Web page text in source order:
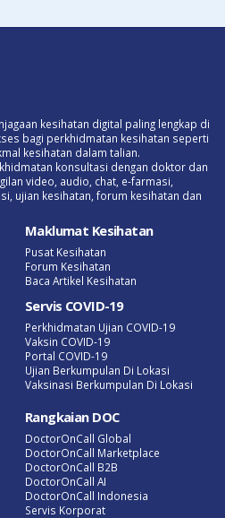
kesihatan digital paling lengkap di
bagi perkhidmatan kesihatan seperti
kesihatan dalam talian.
konsultasi dengan doktor dan
video, audio, chat, e-farmasi,
ujian kesihatan, forum kesihatan dan
Maklumat Kesihatan
Pusat Kesihatan
Forum Kesihatan
Baca Artikel Kesihatan
Servis COVID-19
Perkhidmatan Ujian COVID-19
Vaksin COVID-19
Portal COVID-19
Ujian Berkumpulan Di Lokasi
Vaksinasi Berkumpulan Di Lokasi
Rangkaian DOC
DoctorOnCall Global
DoctorOnCall Marketplace
DoctorOnCall B2B
DoctorOnCall AI
DoctorOnCall Indonesia
Servis Korporat